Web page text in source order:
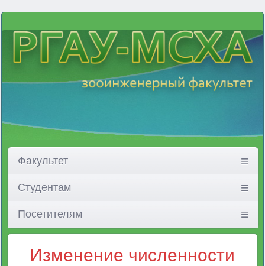
Факультет
Студентам
Посетителям
Изменение численности